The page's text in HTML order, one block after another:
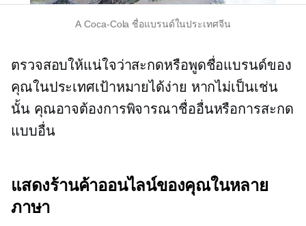
ACoca-Cola ชื่อแบรนด์ในประเทศจีน
ตรวจสอบให้แน่ใจว่าสะกดหรือพูดชื่อแบรนด์ของ
คุณในประเทศเป้าหมายได้ง่าย หากไม่เป็นเช่น
นั้น คุณอาจต้องการพิจารณาชื่ออื่นหรือการสะกด
แบบอื่น
แสดงร้านค้าออนไลน์ของคุณในหลาย
ภาษา